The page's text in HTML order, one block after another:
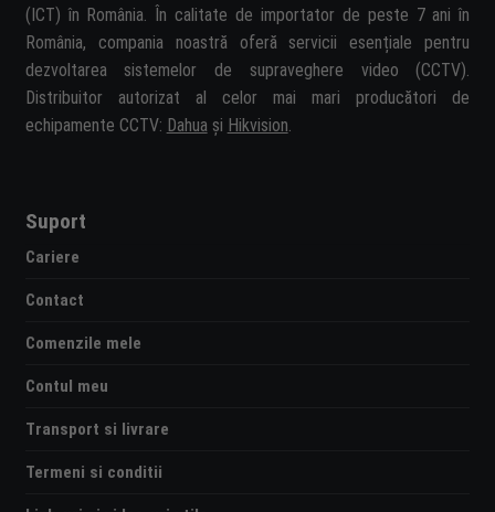
(ICT) în România. În calitate de importator de peste 7 ani în
România, compania noastră oferă servicii esențiale pentru
dezvoltarea sistemelor de supraveghere video (CCTV).
Distribuitor autorizat al celor mai mari producători de
echipamente CCTV: Dahua și Hikvision.
Suport
Cariere
Contact
Comenzile mele
Contul meu
Transport si livrare
Termeni si conditii